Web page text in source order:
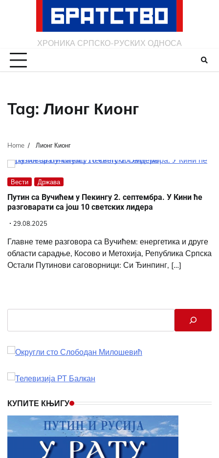
ХРОНИКА СРПСКО-РУСКИХ ОДНОСА
Tag: Лионг Кионг
Home Лионг Кионг
Вести Држава
Путин са Вучићем у Пекингу 2. септембра. У Кини ће
разговарати са још 10 светских лидера
29.08.2025
Главне теме разговора са Вучићем: енергетика и друге
области сарадње, Косово и Метохија, Република Српска
Остали Путинови саговорници: Си Ђинпинг, […]
КУПИТЕ КЊИГУ